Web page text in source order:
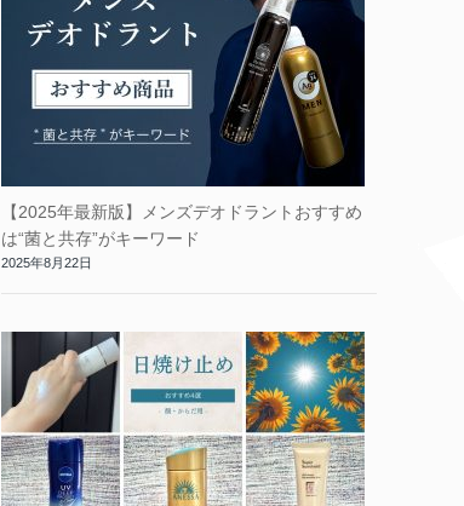
【2025年最新版】メンズデオドラントおすすめ
は“菌と共存”がキーワード
2025年8月22日